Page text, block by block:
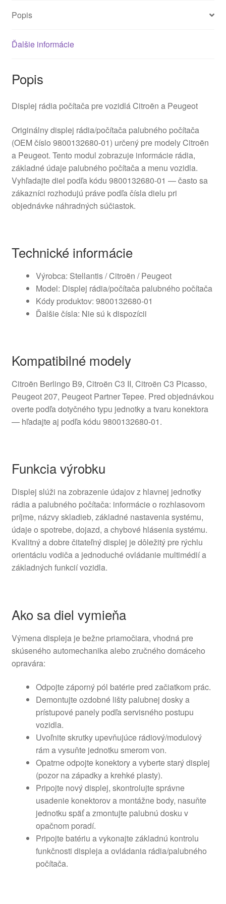
Popis
Ďalšie informácie
Popis
Displej rádia počítača pre vozidlá Citroën a Peugeot
Originálny displej rádia/počítača palubného počítača
(OEM číslo 9800132680-01) určený pre modely Citroën
a Peugeot. Tento modul zobrazuje informácie rádia,
základné údaje palubného počítača a menu vozidla.
Vyhľadajte diel podľa kódu 9800132680-01 — často sa
zákazníci rozhodujú práve podľa čísla dielu pri
objednávke náhradných súčiastok.
Technické informácie
Výrobca: Stellantis / Citroën / Peugeot
Model: Displej rádia/počítača palubného počítača
Kódy produktov: 9800132680-01
Ďalšie čísla: Nie sú k dispozícii
Kompatibilné modely
Citroën Berlingo B9, Citroën C3 II, Citroën C3 Picasso,
Peugeot 207, Peugeot Partner Tepee. Pred objednávkou
overte podľa dotyčného typu jednotky a tvaru konektora
— hľadajte aj podľa kódu 9800132680-01.
Funkcia výrobku
Displej slúži na zobrazenie údajov z hlavnej jednotky
rádia a palubného počítača: informácie o rozhlasovom
príjme, názvy skladieb, základné nastavenia systému,
údaje o spotrebe, dojazd, a chybové hlásenia systému.
Kvalitný a dobre čitateľný displej je dôležitý pre rýchlu
orientáciu vodiča a jednoduché ovládanie multimédií a
základných funkcií vozidla.
Ako sa diel vymieňa
Výmena displeja je bežne priamočiara, vhodná pre
skúseného automechanika alebo zručného domáceho
opravára:
Odpojte záporný pól batérie pred začiatkom prác.
Demontujte ozdobné lišty palubnej dosky a
prístupové panely podľa servisného postupu
vozidla.
Uvoľnite skrutky upevňujúce rádiový/modulový
rám a vysuňte jednotku smerom von.
Opatrne odpojte konektory a vyberte starý displej
(pozor na západky a krehké plasty).
Pripojte nový displej, skontrolujte správne
usadenie konektorov a montážne body, nasuňte
jednotku späť a zmontujte palubnú dosku v
opačnom poradí.
Pripojte batériu a vykonajte základnú kontrolu
funkčnosti displeja a ovládania rádia/palubného
počítača.